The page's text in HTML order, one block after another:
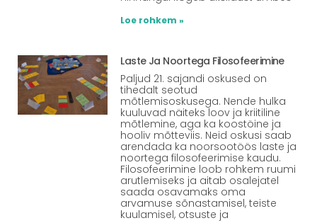
Loe rohkem »
Laste Ja Noortega Filosofeerimine
Paljud 21. sajandi oskused on
tihedalt seotud
mõtlemisoskusega. Nende hulka
kuuluvad näiteks loov ja kriitiline
mõtlemine, aga ka koostöine ja
hooliv mõtteviis. Neid oskusi saab
arendada ka noorsootöös laste ja
noortega filosofeerimise kaudu.
Filosofeerimine loob rohkem ruumi
arutlemiseks ja aitab osalejatel
saada osavamaks oma
arvamuse sõnastamisel, teiste
kuulamisel, otsuste ja